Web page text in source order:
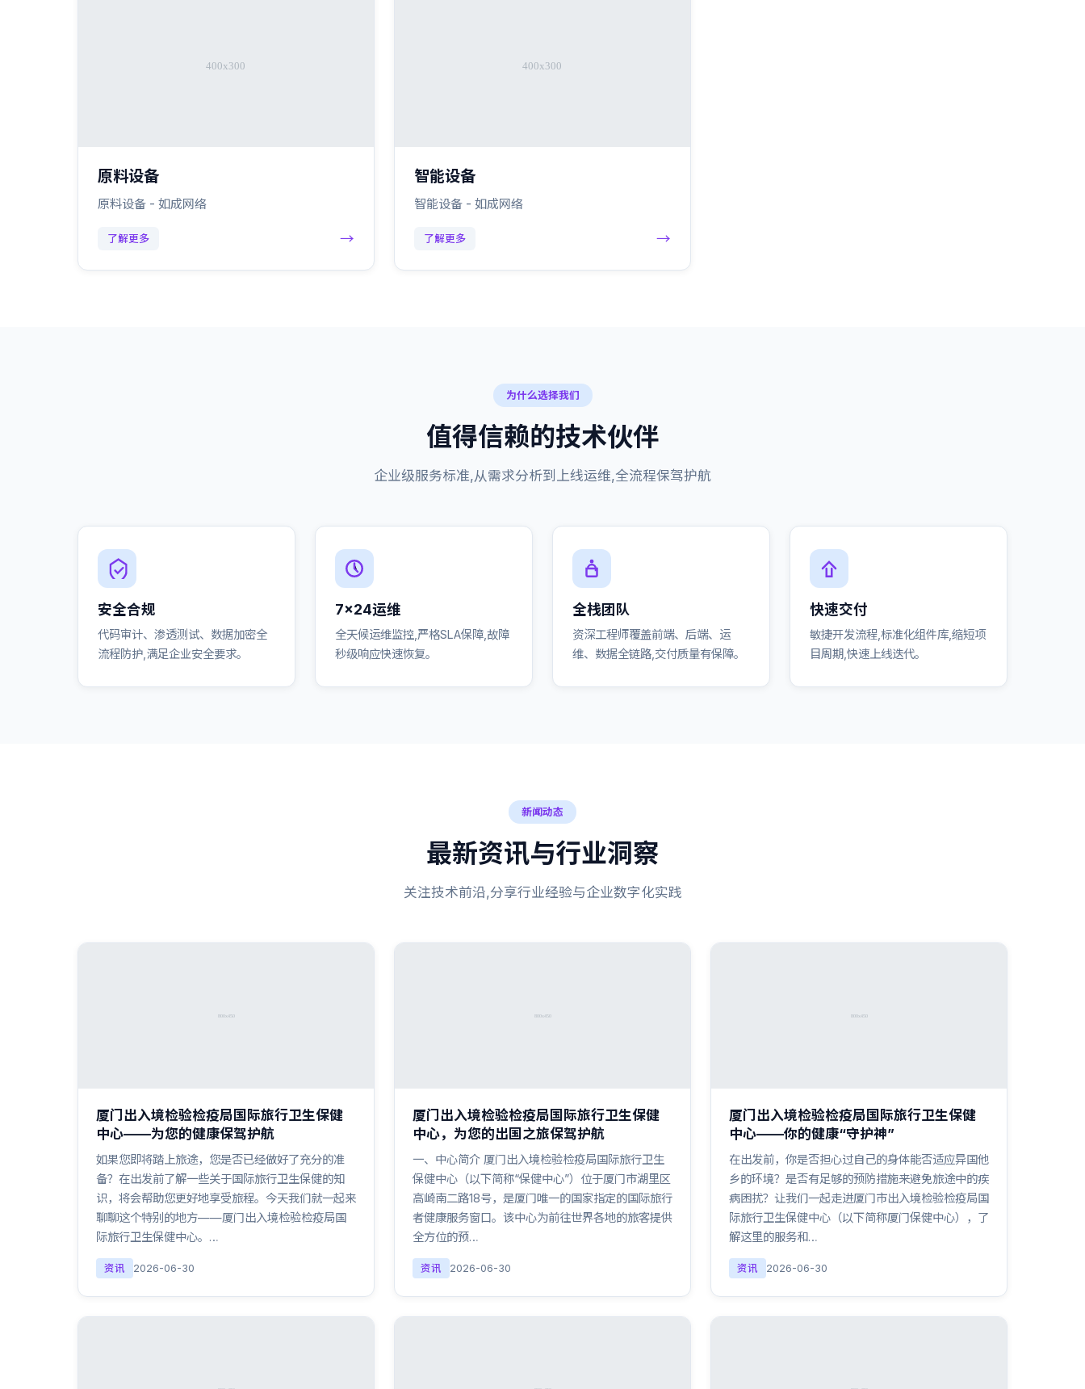
原料设备
原料设备 - 如成网络
了解更多 →
智能设备
智能设备 - 如成网络
了解更多 →
为什么选择我们
值得信赖的技术伙伴
企业级服务标准,从需求分析到上线运维,全流程保驾护航
安全合规
代码审计、渗透测试、数据加密全
流程防护,满足企业安全要求。
7×24运维
全天候运维监控,严格SLA保障,故障
秒级响应快速恢复。
全栈团队
资深工程师覆盖前端、后端、运
维、数据全链路,交付质量有保障。
快速交付
敏捷开发流程,标准化组件库,缩短项
目周期,快速上线迭代。
新闻动态
最新资讯与行业洞察
关注技术前沿,分享行业经验与企业数字化实践
厦门出入境检验检疫局国际旅行卫生保健
中心——为您的健康保驾护航
如果您即将踏上旅途，您是否已经做好了充分的准
备？在出发前了解一些关于国际旅行卫生保健的知
识，将会帮助您更好地享受旅程。今天我们就一起来
聊聊这个特别的地方——厦门出入境检验检疫局国
际旅行卫生保健中心。…
资讯 2026-06-30
厦门出入境检验检疫局国际旅行卫生保健
中心，为您的出国之旅保驾护航
一、中心简介 厦门出入境检验检疫局国际旅行卫生
保健中心（以下简称“保健中心”）位于厦门市湖里区
高崎南二路18号，是厦门唯一的国家指定的国际旅行
者健康服务窗口。该中心为前往世界各地的旅客提供
全方位的预…
资讯 2026-06-30
厦门出入境检验检疫局国际旅行卫生保健
中心——你的健康“守护神”
在出发前，你是否担心过自己的身体能否适应异国他
乡的环境？是否有足够的预防措施来避免旅途中的疾
病困扰？让我们一起走进厦门市出入境检验检疫局国
际旅行卫生保健中心（以下简称厦门保健中心），了
解这里的服务和…
资讯 2026-06-30